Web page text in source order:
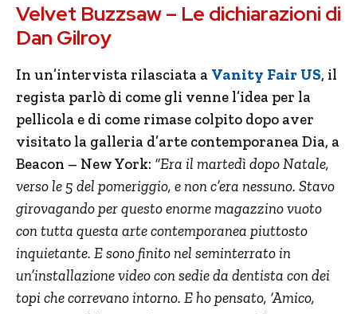
Velvet Buzzsaw – Le dichiarazioni di
Dan Gilroy
In un’intervista rilasciata a Vanity Fair US, il
regista parlò di come gli venne l’idea per la
pellicola e di come rimase colpito dopo aver
visitato la galleria d’arte contemporanea Dia, a
Beacon – New York: “Era il martedì dopo Natale,
verso le 5 del pomeriggio, e non c’era nessuno. Stavo
girovagando per questo enorme magazzino vuoto
con tutta questa arte contemporanea piuttosto
inquietante. E sono finito nel seminterrato in
un’installazione video con sedie da dentista con dei
topi che correvano intorno. E ho pensato, ‘Amico,